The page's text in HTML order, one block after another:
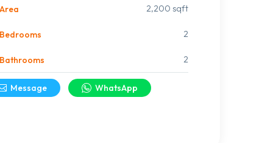
grande un living comedor con cocina
dos entradas, porche, de planchada, rejas.
Area 2,200 sqft
Bedrooms 2
Bathrooms 2
Message WhatsApp